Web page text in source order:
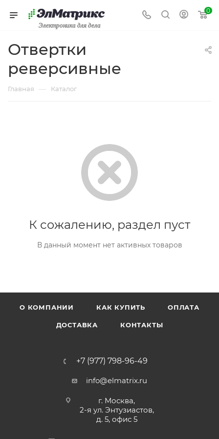
Электроника для дела
0
Отвертки
реверсивные
Главная — Каталог
К сожалению, раздел пуст
В данный момент нет активных товаров
О КОМПАНИИ КАК КУПИТЬ ОПЛАТА
ДОСТАВКА КОНТАКТЫ
+7 (977) 798-96-49
info@elmatrix.ru
г. Москва,
2-я ул. Энтузиастов,
д. 5, офис 5